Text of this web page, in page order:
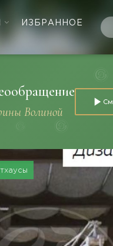
ИЗБРАННОЕ
Волиной